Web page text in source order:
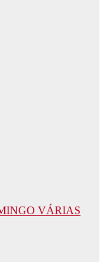
VÁRIAS